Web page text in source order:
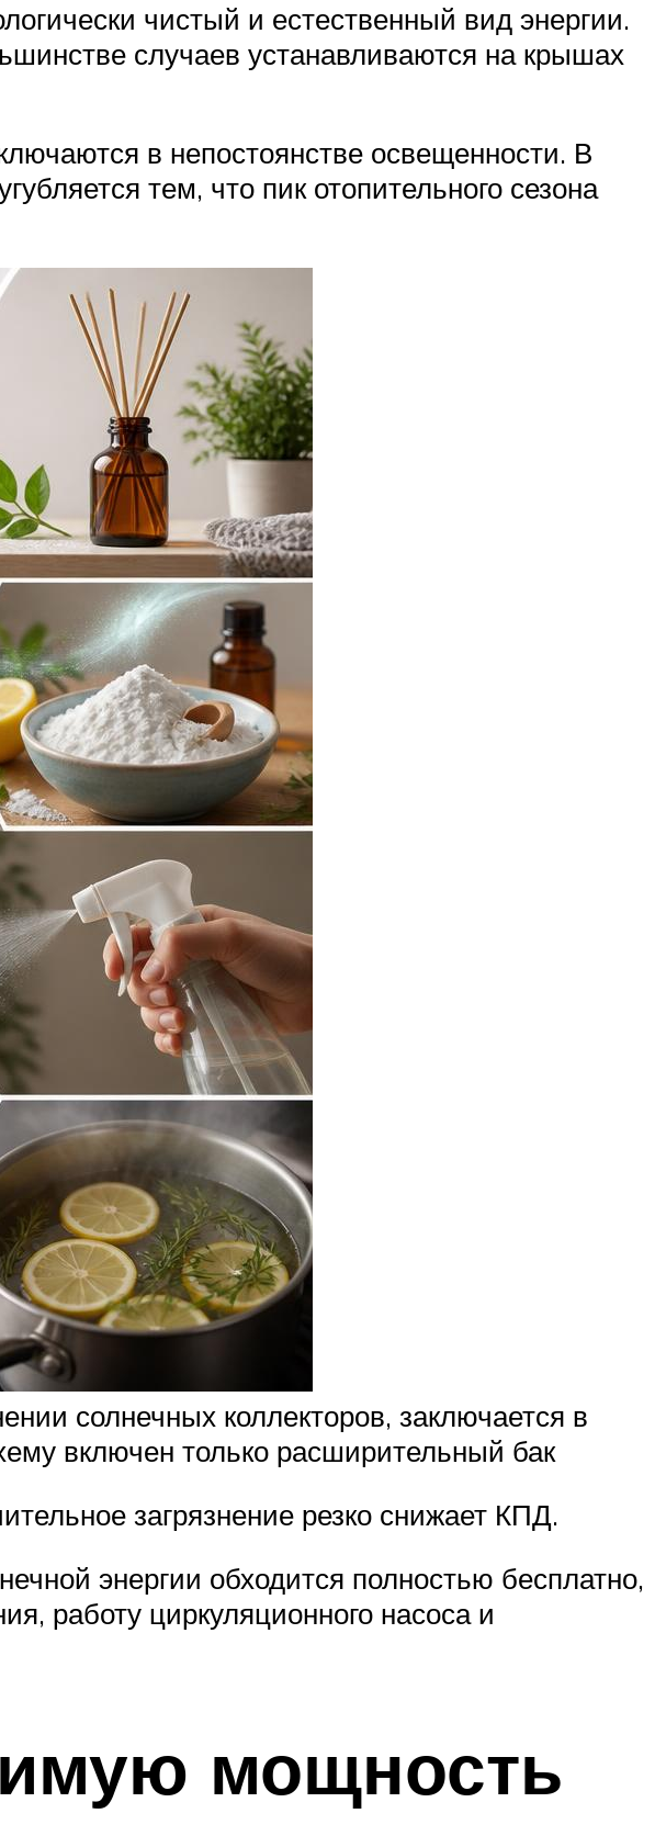
чистый и естественный вид энергии.
случаев устанавливаются на крышах
в непостоянстве освещенности. В
тем, что пик отопительного сезона
солнечных коллекторов, заключается в
включен только расширительный бак
загрязнение резко снижает КПД.
энергии обходится полностью бесплатно,
работу циркуляционного насоса и
мощность